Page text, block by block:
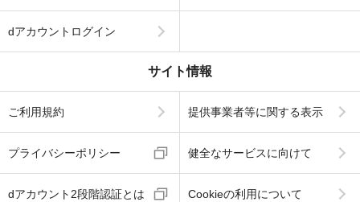
dアカウントログイン
サイト情報
ご利用規約 提供事業者等に関する表示
プライバシーポリシー 健全なサービスに向けて
dアカウント2段階認証とは Cookieの利用について